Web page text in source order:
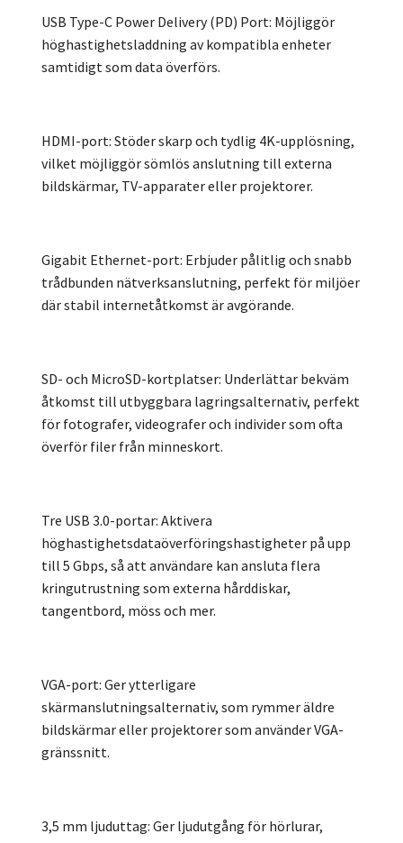
USB Type-C Power Delivery (PD) Port: Möjliggör
höghastighetsladdning av kompatibla enheter
samtidigt som data överförs.
HDMI-port: Stöder skarp och tydlig 4K-upplösning,
vilket möjliggör sömlös anslutning till externa
bildskärmar, TV-apparater eller projektorer.
Gigabit Ethernet-port: Erbjuder pålitlig och snabb
trådbunden nätverksanslutning, perfekt för miljöer
där stabil internetåtkomst är avgörande.
SD- och MicroSD-kortplatser: Underlättar bekväm
åtkomst till utbyggbara lagringsalternativ, perfekt
för fotografer, videografer och individer som ofta
överför filer från minneskort.
Tre USB 3.0-portar: Aktivera
höghastighetsdataöverföringshastigheter på upp
till 5 Gbps, så att användare kan ansluta flera
kringutrustning som externa hårddiskar,
tangentbord, möss och mer.
VGA-port: Ger ytterligare
skärmanslutningsalternativ, som rymmer äldre
bildskärmar eller projektorer som använder VGA-
gränssnitt.
3,5 mm ljuduttag: Ger ljudutgång för hörlurar,